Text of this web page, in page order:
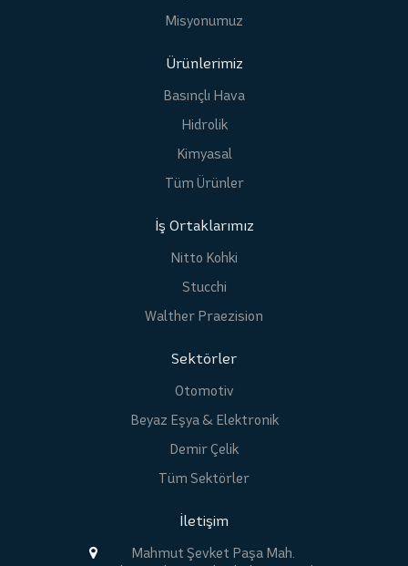
Misyonumuz
Ürünlerimiz
Basınçlı Hava
Hidrolik
Kimyasal
Tüm Ürünler
İş Ortaklarımız
Nitto Kohki
Stucchi
Walther Praezision
Sektörler
Otomotiv
Beyaz Eşya & Elektronik
Demir Çelik
Tüm Sektörler
İletişim
Mahmut Şevket Paşa Mah.